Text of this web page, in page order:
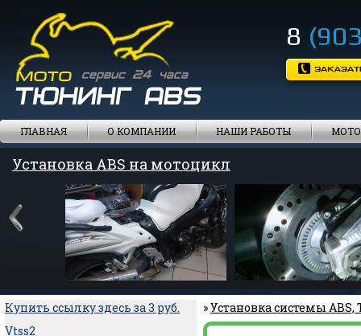
8
ГЛАВНАЯ О КОМПАНИИ НАШИ РАБОТЫ
Установка ABS на мотоцикл
Купить ссылку здесь за3 руб.
Vtss2
»Установка системы